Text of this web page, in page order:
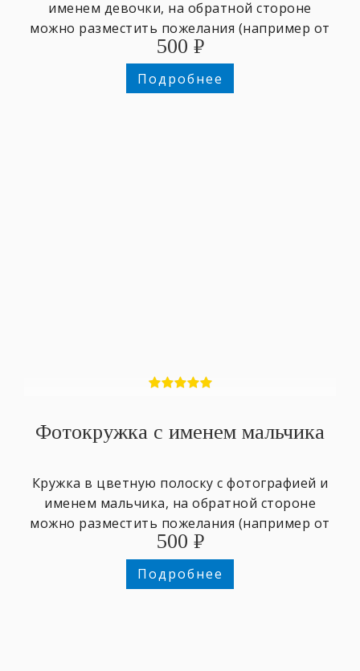
именем девочки, на обратной стороне
можно разместить пожелания (например от
класса, группы, ...) или ещё одно фото.
500 ₽
Подробнее
Фотокружка с именем мальчика
Кружка в цветную полоску с фотографией и
именем мальчика, на обратной стороне
можно разместить пожелания (например от
класса, группы, ...) или ещё одно фото.
500 ₽
Подробнее